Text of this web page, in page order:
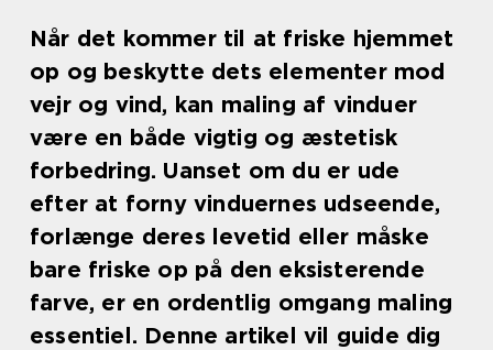
Når det kommer til at friske hjemmet
op og beskytte dets elementer mod
vejr og vind, kan maling af vinduer
være en både vigtig og æstetisk
forbedring. Uanset om du er ude
efter at forny vinduernes udseende,
forlænge deres levetid eller måske
bare friske op på den eksisterende
farve, er en ordentlig omgang maling
essentiel. Denne artikel vil guide dig